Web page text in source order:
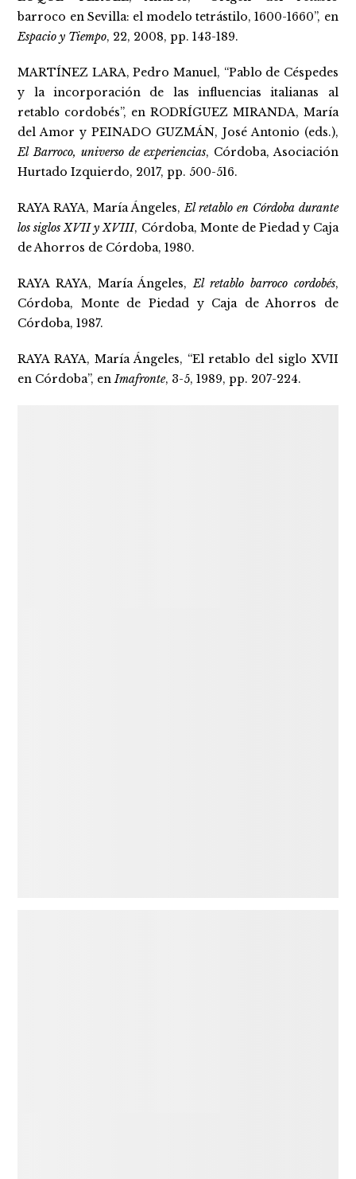
barroco en Sevilla: el modelo tetrástilo, 1600-1660”, en
Espacio y Tiempo, 22, 2008, pp. 143-189.
MARTÍNEZ LARA, Pedro Manuel, “Pablo de Céspedes
y la incorporación de las influencias italianas al
retablo cordobés”, en RODRÍGUEZ MIRANDA, María
del Amor y PEINADO GUZMÁN, José Antonio (eds.),
El Barroco, universo de experiencias, Córdoba, Asociación
Hurtado Izquierdo, 2017, pp. 500-516.
RAYA RAYA, María Ángeles,El retablo en Córdoba durante
los siglos XVII y XVIII, Córdoba, Monte de Piedad y Caja
de Ahorros de Córdoba, 1980.
RAYA RAYA, María Ángeles,El retablo barroco cordobés,
Córdoba, Monte de Piedad y Caja de Ahorros de
Córdoba, 1987.
RAYA RAYA, María Ángeles, “El retablo del siglo XVII
en Córdoba”, enImafronte, 3-5, 1989, pp. 207-224.